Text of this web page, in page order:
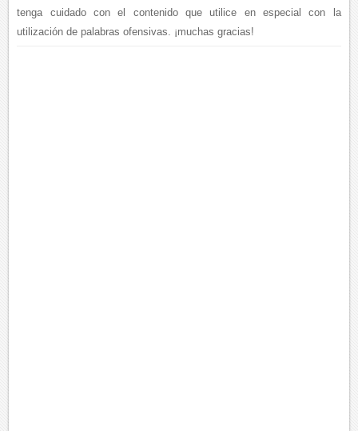
tenga cuidado con el contenido que utilice en especial con la
utilización de palabras ofensivas. ¡muchas gracias!